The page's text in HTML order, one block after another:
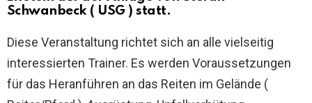
Schwanbeck ( USG ) statt.
Diese Veranstaltung richtet sich an alle vielseitig
interessierten Trainer. Es werden Voraussetzungen
für das Heranführen an das Reiten im Gelände (